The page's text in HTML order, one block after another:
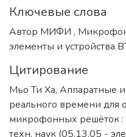
Ключевые слова
Автор МИФИ ,
элементы и устройства
Цитирование
Мьо Ти Ха, Аппаратные
реального времени
микрофонных решёток :
техн. наук (05.13.05 -